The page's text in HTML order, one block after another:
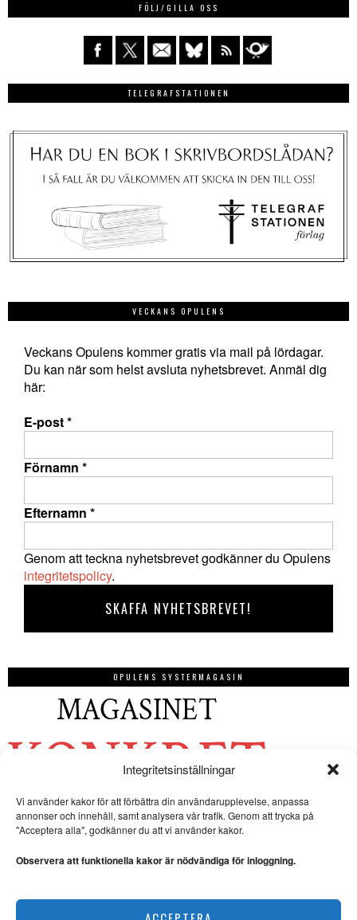
Integritetsinställningar
Vi använder kakor för att förbättra din användarupplevelse, anpassa
annonser och innehåll, samt analysera vår trafik. Genom att trycka på
"Acceptera alla", godkänner du att vi använder kakor.
Observera att funktionella kakor är nödvändiga för inloggning.
FÖLJ/GILLA OSS
TELEGRAFSTATIONEN
VECKANS OPULENS
Veckans Opulens kommer gratis via mail på lördagar.
Du kan när som helst avsluta nyhetsbrevet. Anmäl dig
här:
E-post*
Förnamn *
Efternamn *
Genom att teckna nyhetsbrevet godkänner du Opulens
integritetspolicy.
OPULENS SYSTERMAGASIN